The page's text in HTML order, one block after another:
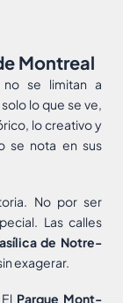
Montreal
no se limitan a
lo que se ve,
lo creativo y
se nota en sus
No por ser
Las calles
de Notre-
exagerar.
Parque Mont-